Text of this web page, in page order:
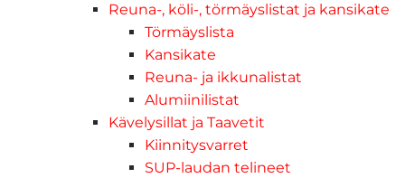
Reuna-, köli-, törmäyslistat ja kansikate
Törmäyslista
Kansikate
Reuna- ja ikkunalistat
Alumiinilistat
Kävelysillat ja Taavetit
Kiinnitysvarret
SUP-laudan telineet